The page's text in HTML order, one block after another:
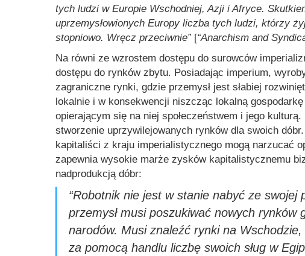
tych ludzi w Europie Wschodniej, Azji i Afryce.
uprzemysłowionych Europy liczba tych ludzi, którzy
stopniowo. Wręcz przeciwnie”[“Anarchism and
Na równi ze wzrostem dostępu do surowców
dostępu do rynków zbytu. Posiadając imperium,
zagraniczne rynki, gdzie przemysł jest słabiej
lokalnie i w konsekwencji niszcząc lokalną
opierającym się na niej społeczeństwem i jego
stworzenie uprzywilejowanych rynków dla swoich
kapitaliści z kraju imperialistycznego mogą narzucać
zapewnia wysokie marże zysków kapitalistycznemu
nadprodukcją dóbr:
“Robotnik nie jest w stanie nabyć ze
przemysł musi poszukiwać nowych
narodów. Musi znaleźć rynki na
za pomocą handlu liczbę swoich sług w